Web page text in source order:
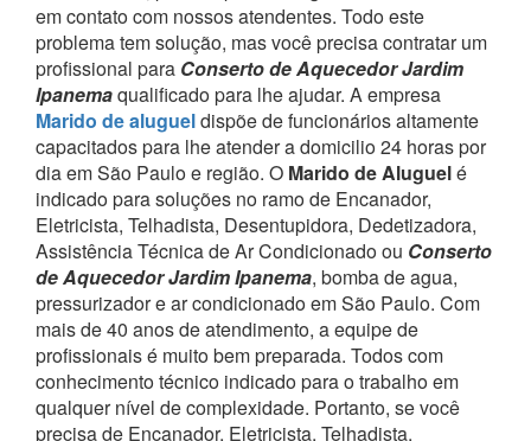
em contato com nossos atendentes. Todo este
problema tem solução, mas você precisa contratar um
profissional para Conserto de Aquecedor Jardim
Ipanemaqualificado para lhe ajudar. A empresa
Marido de alugueldispõe de funcionários altamente
capacitados para lhe atender a domicilio 24 horas por
dia em São Paulo e região. O Marido de Aluguelé
indicado para soluções no ramo de Encanador,
Eletricista, Telhadista, Desentupidora, Dedetizadora,
Assistência Técnica de Ar Condicionado ou Conserto
de Aquecedor Jardim Ipanema, bomba de agua,
pressurizador e ar condicionado em São Paulo. Com
mais de 40 anos de atendimento, a equipe de
profissionais é muito bem preparada. Todos com
conhecimento técnico indicado para o trabalho em
qualquer nível de complexidade. Portanto, se você
precisa de Encanador, Eletricista, Telhadista,